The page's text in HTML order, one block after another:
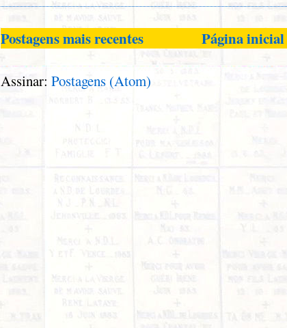
Postagens mais recentes Página inicial
Assinar:Postagens (Atom)